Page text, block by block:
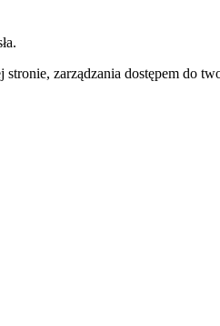
zarządzania dostępem do